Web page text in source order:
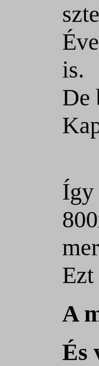
is.
De
Így
A
És